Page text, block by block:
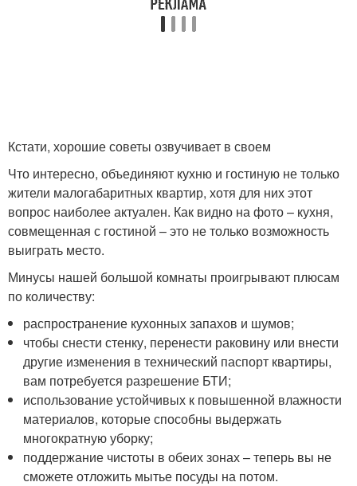
Кстати, хорошие советы озвучивает в своем
Что интересно, объединяют кухню и гостиную не только
жители малогабаритных квартир, хотя для них этот
вопрос наиболее актуален. Как видно на фото – кухня,
совмещенная с гостиной – это не только возможность
выиграть место.
Минусы нашей большой комнаты проигрывают плюсам
по количеству:
распространение кухонных запахов и шумов;
чтобы снести стенку, перенести раковину или внести
другие изменения в технический паспорт квартиры,
вам потребуется разрешение БТИ;
использование устойчивых к повышенной влажности
материалов, которые способны выдержать
многократную уборку;
поддержание чистоты в обеих зонах – теперь вы не
сможете отложить мытье посуды на потом.